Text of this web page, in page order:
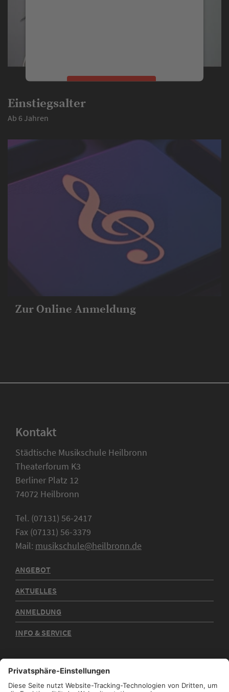
Einstiegsalter
Ab 6 Jahren
Zur Online Anmeldung
Kontakt
Städtische Musikschule Heilbronn
Theaterforum K3
Berliner Platz 12
74072 Heilbronn
Tel. (07131) 56-2417
Fax (07131) 56-3379
Mail: musikschule@heilbronn.de
ANGEBOT
AKTUELLES
ANMELDUNG
INFO & SERVICE
Kontakt